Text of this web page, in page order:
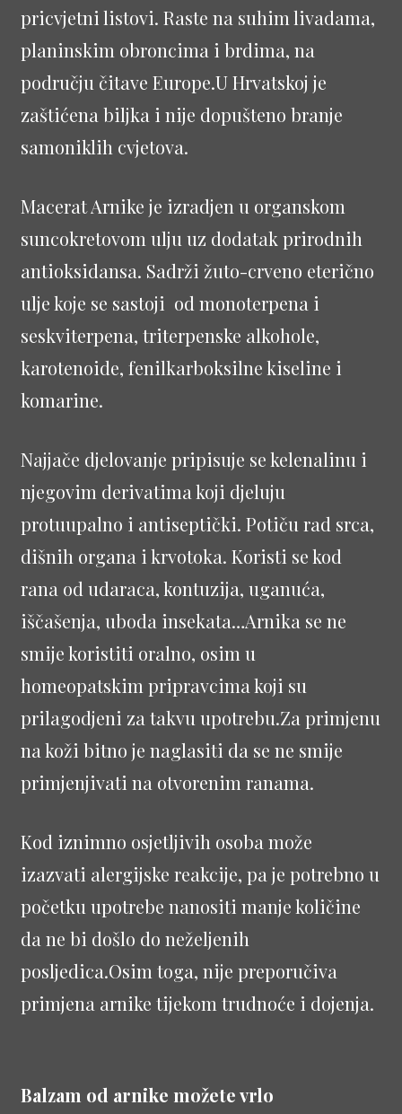
pricvjetni listovi. Raste na suhim livadama,
planinskim obroncima i brdima, na
području čitave Europe.U Hrvatskoj je
zaštićena biljka i nije dopušteno branje
samoniklih cvjetova.
Macerat Arnike je izradjen u organskom
suncokretovom ulju uz dodatak prirodnih
antioksidansa. Sadrži žuto-crveno eterično
ulje koje se sastoji od monoterpena i
seskviterpena, triterpenske alkohole,
karotenoide, fenilkarboksilne kiseline i
komarine.
Najjače djelovanje pripisuje se kelenalinu i
njegovim derivatima koji djeluju
protuupalno i antiseptički. Potiču rad srca,
dišnih organa i krvotoka. Koristi se kod
rana od udaraca, kontuzija, uganuća,
iščašenja, uboda insekata…Arnika se ne
smije koristiti oralno, osim u
homeopatskim pripravcima koji su
prilagodjeni za takvu upotrebu.Za primjenu
na koži bitno je naglasiti da se ne smije
primjenjivati na otvorenim ranama.
Kod iznimno osjetljivih osoba može
izazvati alergijske reakcije, pa je potrebno u
početku upotrebe nanositi manje količine
da ne bi došlo do neželjenih
posljedica.Osim toga, nije preporučiva
primjena arnike tijekom trudnoće i dojenja.
Balzam od arnike možete vrlo